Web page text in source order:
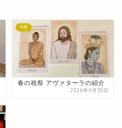
特集
春の祝祭 アヴァターラの紹介
2026年4月30日